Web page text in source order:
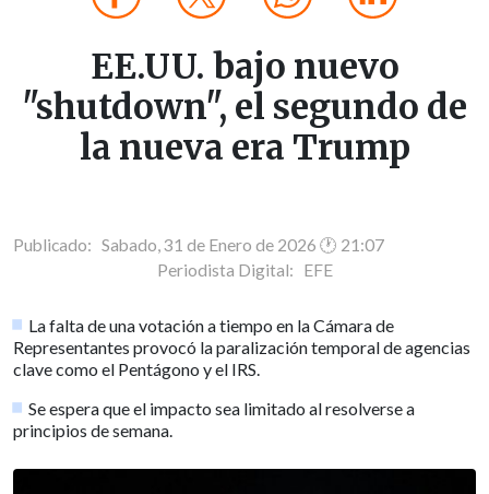
EE.UU. bajo nuevo
"shutdown", el segundo de
la nueva era Trump
Publicado: Sabado, 31 de Enero de 2026 🕐 21:07
Periodista Digital: EFE
La falta de una votación a tiempo en la Cámara de
Representantes provocó la paralización temporal de agencias
clave como el Pentágono y el IRS.
Se espera que el impacto sea limitado al resolverse a
principios de semana.